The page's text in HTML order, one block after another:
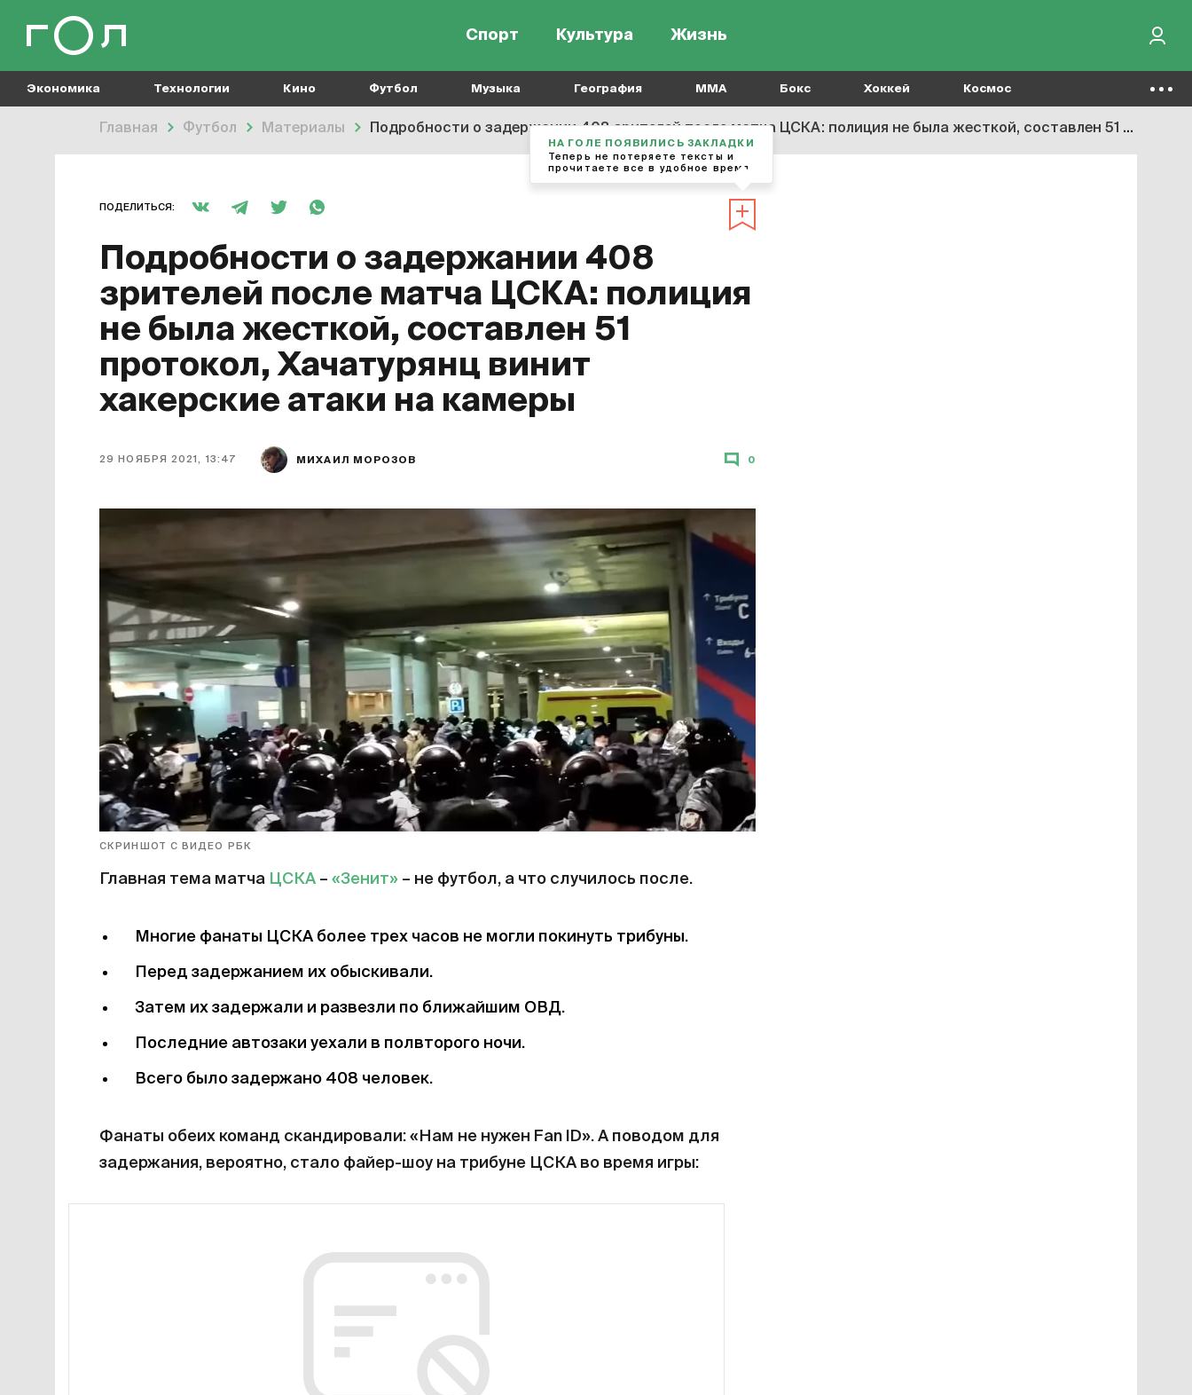
Спорт Культура Жизнь
Экономика Технологии Кино Футбол Музыка География MMA Бокс Хоккей Космос
Главная Футбол Материалы Подробности о задержании 408 зрителей после матча ЦСКА: полиция не была жесткой, составлен 51 протокол, Хачатурянц винит хакерские атаки на камеры
ПОДЕЛИТЬСЯ:
Подробности о задержании 408
зрителей после матча ЦСКА: полиция
не была жесткой, составлен 51
протокол, Хачатурянц винит
хакерские атаки на камеры
29 НОЯБРЯ 2021, 13:47 МИХАИЛ МОРОЗОВ 0
СКРИНШОТ С ВИДЕО РБК
Главная тема матча ЦСКА – «Зенит» – не футбол, а что случилось после.
Многие фанаты ЦСКА более трех часов не могли покинуть трибуны.
Перед задержанием их обыскивали.
Затем их задержали и развезли по ближайшим ОВД.
Последние автозаки уехали в полвторого ночи.
Всего было задержано 408 человек.
Фанаты обеих команд скандировали: «Нам не нужен Fan ID». А поводом для
задержания, вероятно, стало файер-шоу на трибуне ЦСКА во время игры:
НА ГОЛЕ ПОЯВИЛИСЬ ЗАКЛАДКИ
Теперь не потеряете тексты и
прочитаете все в удобное время